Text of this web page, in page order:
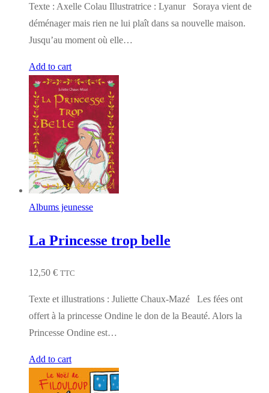
Texte : Axelle Colau Illustratrice : Lyanur Soraya vient de
déménager mais rien ne lui plaît dans sa nouvelle maison.
Jusqu’au moment où elle…
Add to cart
Albums jeunesse
La Princesse trop belle
12,50 € TTC
Texte et illustrations : Juliette Chaux-Mazé Les fées ont
offert à la princesse Ondine le don de la Beauté. Alors la
Princesse Ondine est…
Add to cart